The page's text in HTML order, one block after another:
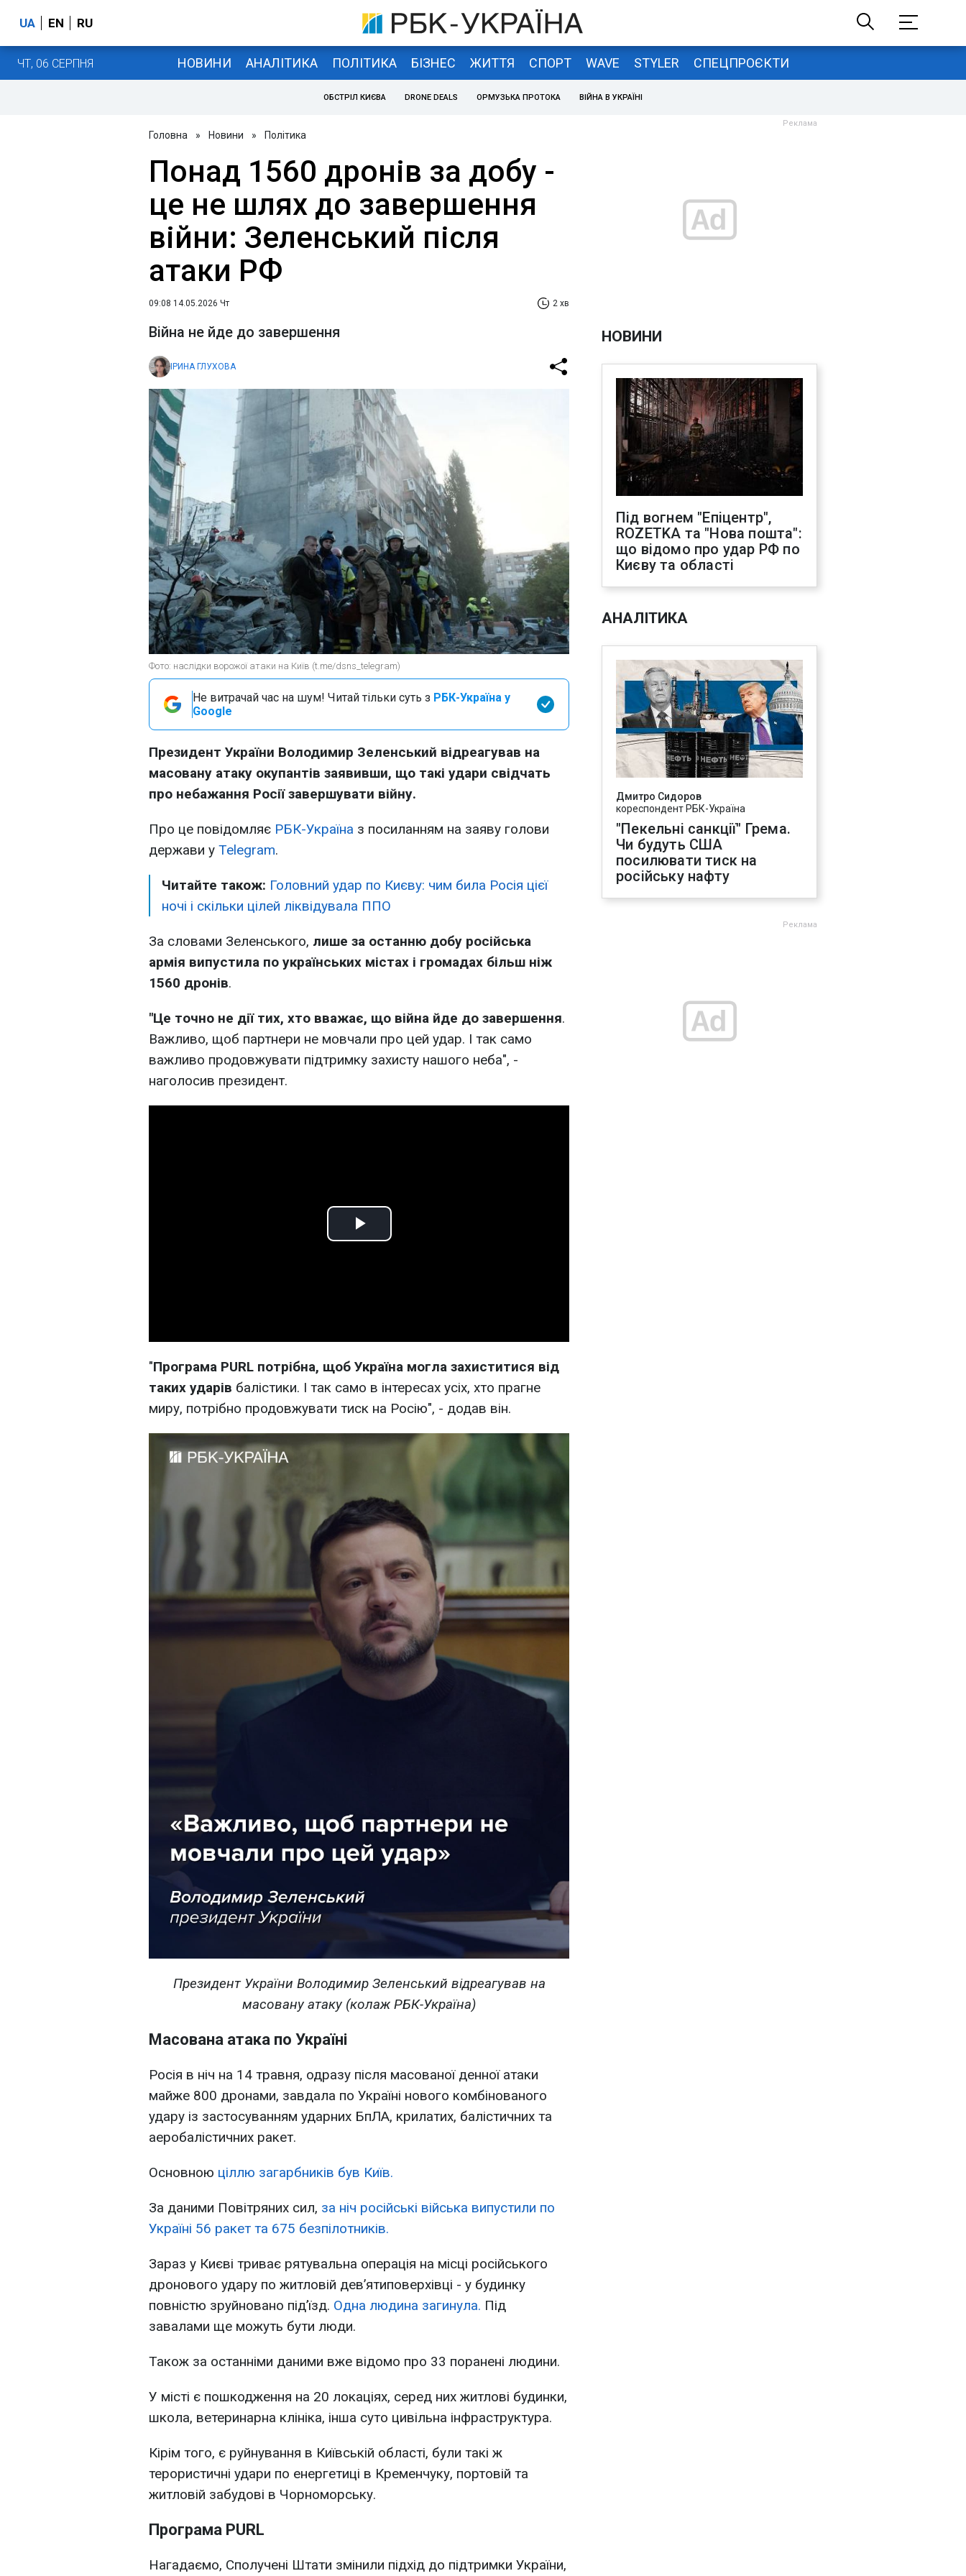
UA EN RU
ЧТ, 06 СЕРПНЯ НОВИНИ АНАЛІТИКА ПОЛІТИКА БІЗНЕС ЖИТТЯ СПОРТ WAVE STYLER СПЕЦПРОЄКТИ
ОБСТРІЛ КИЄВА DRONE DEALS ОРМУЗЬКА ПРОТОКА ВІЙНА В УКРАЇНІ
Головна » Новини » Політика
Понад 1560 дронів за добу -
це не шлях до завершення
війни: Зеленський після
атаки РФ
09:08 14.05.2026 Чт 2 хв
Війна не йде до завершення
ІРИНА ГЛУХОВА
Фото: наслідки ворожої атаки на Київ (t.me/dsns_telegram)
Не витрачай час на шум! Читай тільки суть з РБК-Україна у
Google
Президент України Володимир Зеленський відреагував на
масовану атаку окупантів заявивши, що такі удари свідчать
про небажання Росії завершувати війну.
Про це повідомляє РБК-Україна з посиланням на заяву голови
держави у Telegram.
Читайте також: Головний удар по Києву: чим била Росія цієї
ночі і скільки цілей ліквідувала ППО
За словами Зеленського, лише за останню добу російська
армія випустила по українських містах і громадах більш ніж
1560 дронів.
"Це точно не дії тих, хто вважає, що війна йде до завершення.
Важливо, щоб партнери не мовчали про цей удар. І так само
важливо продовжувати підтримку захисту нашого неба", -
наголосив президент.
Play
"Програма PURL потрібна, щоб Україна могла захиститися від
таких ударів балістики. І так само в інтересах усіх, хто прагне
миру, потрібно продовжувати тиск на Росію", - додав він.
Президент України Володимир Зеленський відреагував на
масовану атаку (колаж РБК-Україна)
Масована атака по Україні
Росія в ніч на 14 травня, одразу після масованої денної атаки
майже 800 дронами, завдала по Україні нового комбінованого
удару із застосуванням ударних БпЛА, крилатих, балістичних та
аеробалістичних ракет.
Основною ціллю загарбників був Київ.
За даними Повітряних сил, за ніч російські війська випустили по
Україні 56 ракет та 675 безпілотників.
Зараз у Києві триває рятувальна операція на місці російського
дронового удару по житловій девʼятиповерхівці - у будинку
повністю зруйновано підʼїзд. Одна людина загинула. Під
завалами ще можуть бути люди.
Також за останніми даними вже відомо про 33 поранені людини.
У місті є пошкодження на 20 локаціях, серед них житлові будинки,
школа, ветеринарна клініка, інша суто цивільна інфраструктура.
Кірім того, є руйнування в Київській області, були такі ж
терористичні удари по енергетиці в Кременчуку, портовій та
житловій забудові в Чорноморську.
Програма PURL
Нагадаємо, Сполучені Штати змінили підхід до підтримки України,
НОВИНИ
Під вогнем "Епіцентр",
ROZETKA та "Нова пошта":
що відомо про удар РФ по
Києву та області
АНАЛІТИКА
Дмитро Сидоров
кореспондент РБК-Україна
"Пекельні санкції" Грема.
Чи будуть США
посилювати тиск на
російську нафту